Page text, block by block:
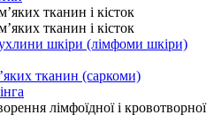
тканин і кісток
тканин і кісток
шкіри (лімфоми шкіри)
тканин (саркоми)
лімфоїдної і кровотворної